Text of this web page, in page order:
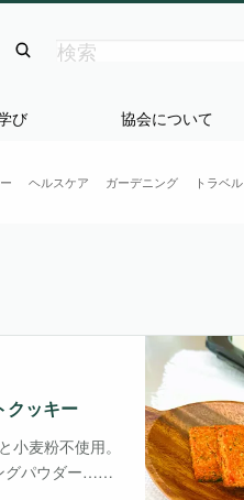
び 協会について
ヘルスケア ガーデニング トラベル
クッキー
麦粉不使用。
グパウダー…